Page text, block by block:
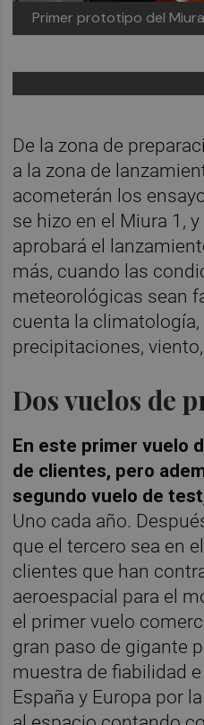
Primer prototipo del
De la zona de
a la zona de
acometerán los
se hizo en el Miura 1,
aprobará el
más, cuando las
meteorológicas sean
cuenta la
precipitaciones,
Dos vuelos de
En este primer vuelo
de clientes, pero
segundo vuelo de
Uno cada año.
que el tercero sea en
clientes que han
aeroespacial para el
el primer vuelo
gran paso de gigante
muestra de fiabilidad
España y Europa por